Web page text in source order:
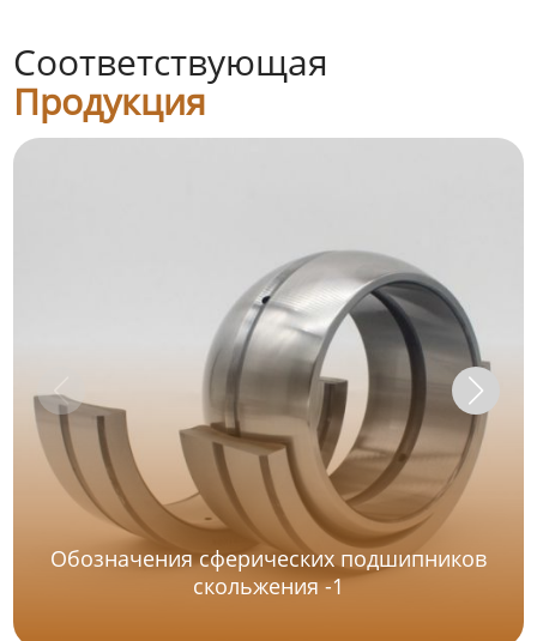
Соответствующая
Продукция
Обозначения сферических подшипников
скольжения -1